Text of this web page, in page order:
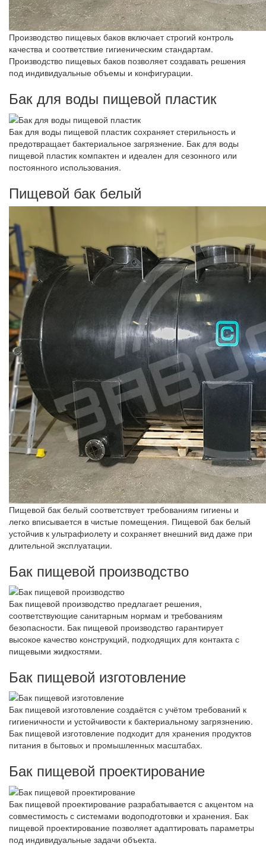
Производство пищевых баков включает строгий контроль
качества и соответствие гигиеническим стандартам.
Производство пищевых баков позволяет создавать решения
под индивидуальные объемы и конфигурации.
Бак для воды пищевой пластик
Бак для воды пищевой пластик сохраняет стерильность и
предотвращает бактериальное загрязнение. Бак для воды
пищевой пластик компактен и идеален для сезонного или
постоянного использования.
Пищевой бак белый
Пищевой бак белый соответствует требованиям гигиены и
легко вписывается в чистые помещения. Пищевой бак белый
устойчив к ультрафиолету и сохраняет внешний вид даже при
длительной эксплуатации.
Бак пищевой производство
Бак пищевой производство предлагает решения,
соответствующие санитарным нормам и требованиям
безопасности. Бак пищевой производство гарантирует
высокое качество конструкций, подходящих для контакта с
пищевыми жидкостями.
Бак пищевой изготовление
Бак пищевой изготовление создаётся с учётом требований к
гигиеничности и устойчивости к бактериальному загрязнению.
Бак пищевой изготовление подходит для хранения продуктов
питания в бытовых и промышленных масштабах.
Бак пищевой проектирование
Бак пищевой проектирование разрабатывается с акцентом на
совместимость с системами водоподготовки и хранения. Бак
пищевой проектирование позволяет адаптировать параметры
под индивидуальные задачи объекта.